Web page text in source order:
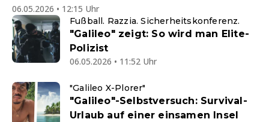
06.05.2026 • 12:15 Uhr
Fußball. Razzia. Sicherheitskonferenz.
"Galileo" zeigt: So wird man Elite-
Polizist
06.05.2026 • 11:52 Uhr
"Galileo X-Plorer"
"Galileo"-Selbstversuch: Survival-
Urlaub auf einer einsamen Insel